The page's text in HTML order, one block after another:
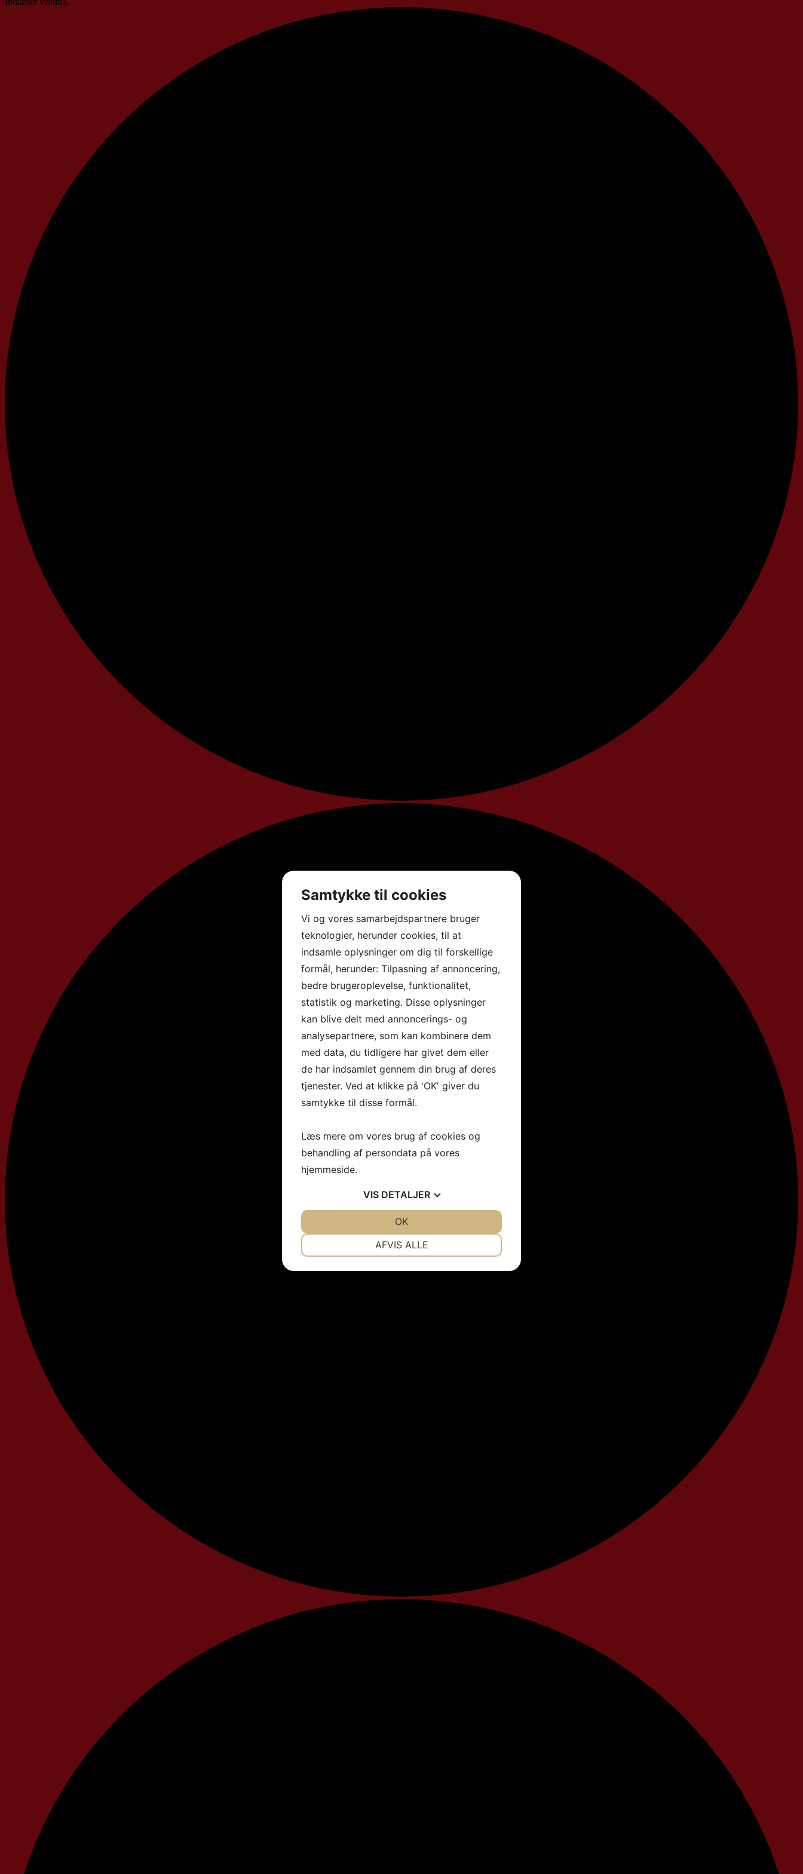
Samtykke til cookies
Vi og vores samarbejdspartnere bruger
teknologier, herunder cookies, til at
indsamle oplysninger om dig til forskellige
formål, herunder: Tilpasning af annoncering,
bedre brugeroplevelse, funktionalitet,
statistik og marketing. Disse oplysninger
kan blive delt med annoncerings- og
analysepartnere, som kan kombinere dem
med data, du tidligere har givet dem eller
de har indsamlet gennem din brug af deres
tjenester. Ved at klikke på 'OK' giver du
samtykke til disse formål.
Læs mere om vores brug af cookies og
behandling af persondata på vores
hjemmeside.
VIS DETALJER
AFVIS ALLE
OK